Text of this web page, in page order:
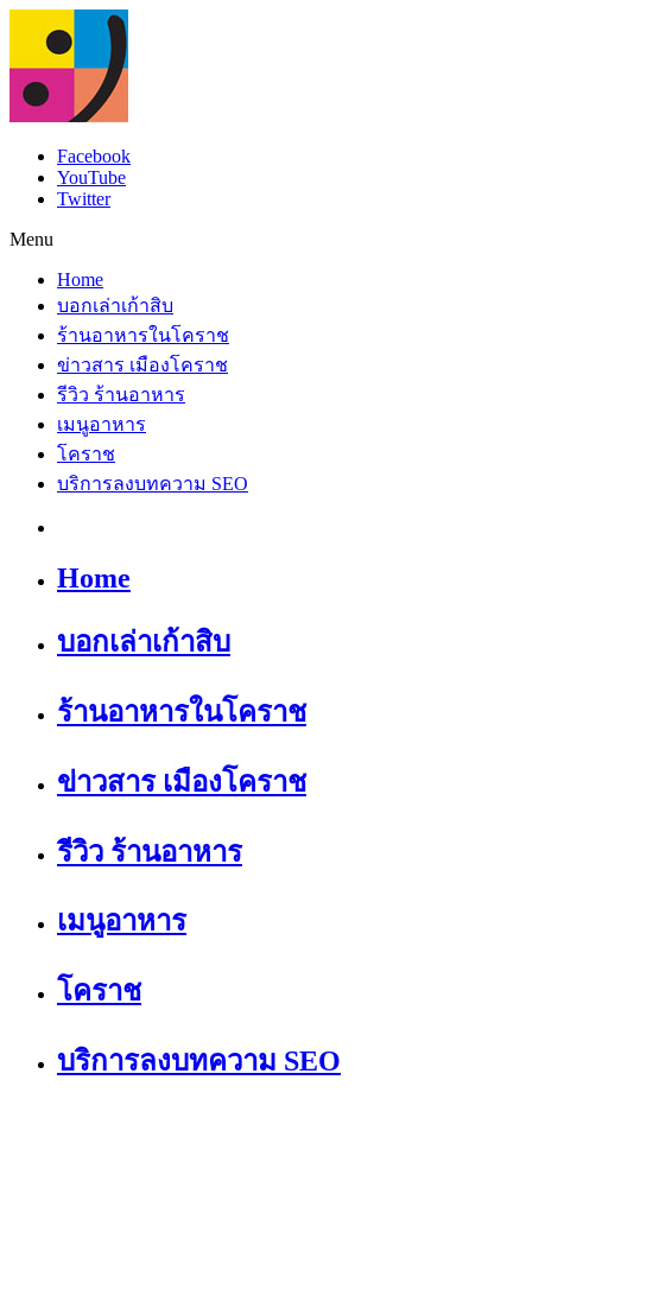
Facebook
YouTube
Twitter
Menu
Home
บอกเล่าเก้าสิบ
ร้านอาหารในโคราช
ข่าวสาร เมืองโคราช
รีวิว ร้านอาหาร
เมนูอาหาร
โคราช
บริการลงบทความ SEO
Home
บอกเล่าเก้าสิบ
ร้านอาหารในโคราช
ข่าวสาร เมืองโคราช
รีวิว ร้านอาหาร
เมนูอาหาร
โคราช
บริการลงบทความ SEO